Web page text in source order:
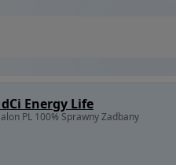
Energy Life
PL 100% Sprawny Zadbany